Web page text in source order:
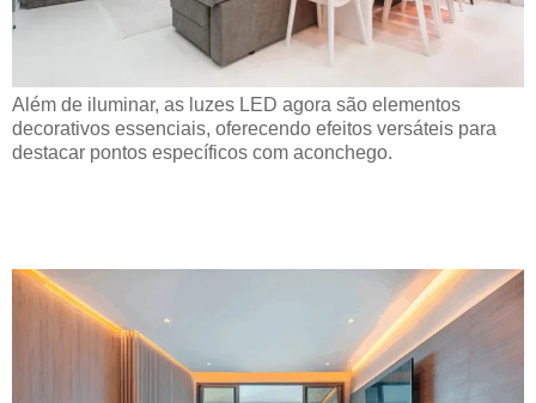
Além de iluminar, as luzes LED agora são elementos
decorativos essenciais, oferecendo efeitos versáteis para
destacar pontos específicos com aconchego.